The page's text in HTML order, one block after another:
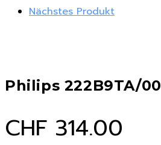
Nächstes Produkt
Philips 222B9TA/00
CHF 314.00